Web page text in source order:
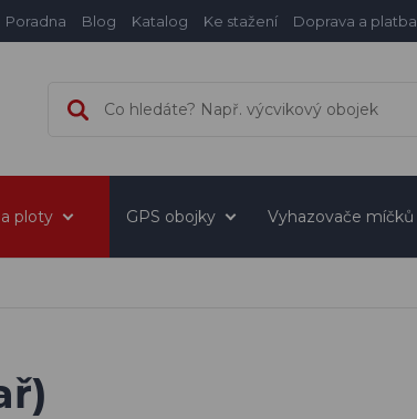
Poradna Blog Katalog Ke stažení Doprava a platba
ploty GPS obojky Vyhazovače míčků